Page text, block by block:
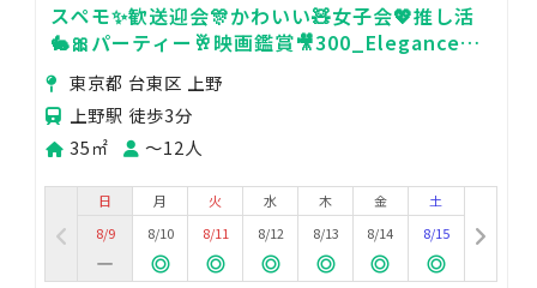
スペモ✨歓送迎会🎊かわいい🧸女子会💖推し活
🐇🎀パーティー🥂映画鑑賞🎥300_Elegance上
野 東京都 台東区 上野
上野駅 徒歩3分
35㎡
〜12人
日
8/9
月
8/10
火
8/11
水
8/12
木
8/13
金
8/14
土
8/15